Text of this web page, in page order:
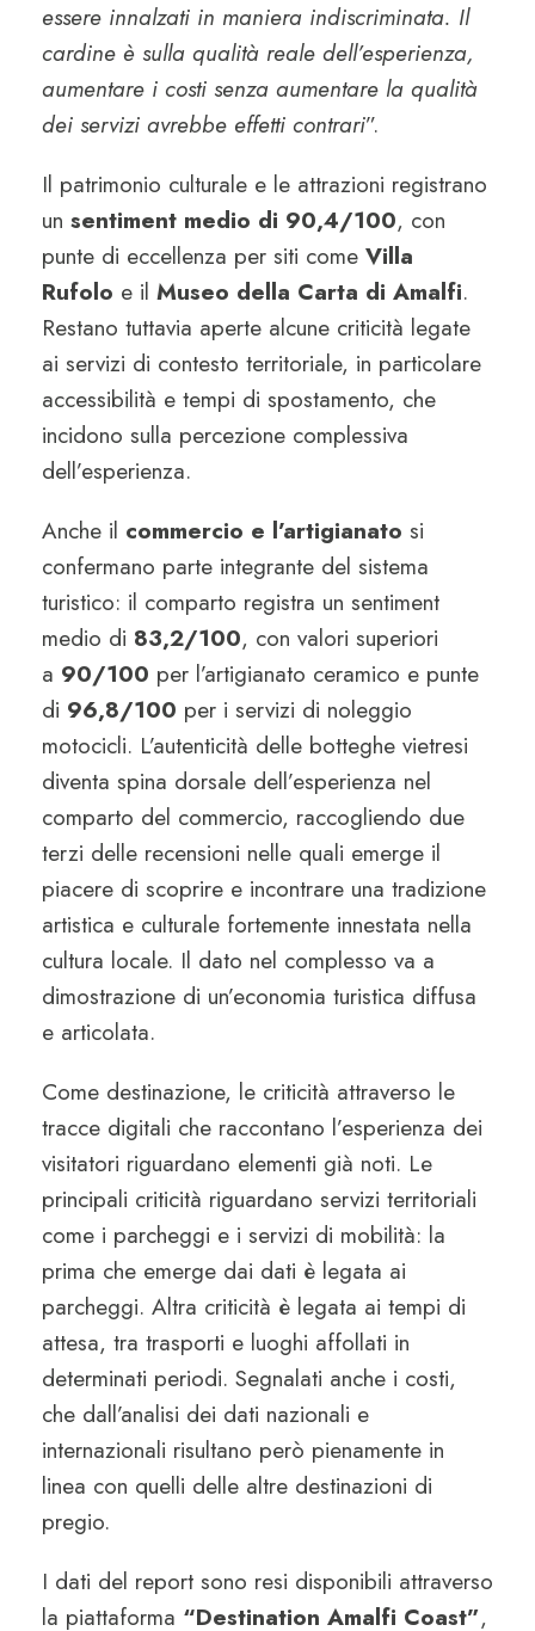
essere innalzati in maniera indiscriminata. Il
cardine è sulla qualità reale dell’esperienza,
aumentare i costi senza aumentare la qualità
dei servizi avrebbe effetti contrari”.
Il patrimonio culturale e le attrazioni registrano
un sentiment medio di 90,4/100, con
punte di eccellenza per siti come Villa
Rufolo e il Museo della Carta di Amalfi.
Restano tuttavia aperte alcune criticità legate
ai servizi di contesto territoriale, in particolare
accessibilità e tempi di spostamento, che
incidono sulla percezione complessiva
dell’esperienza.
Anche il commercio e l’artigianato si
confermano parte integrante del sistema
turistico: il comparto registra un sentiment
medio di 83,2/100, con valori superiori
a 90/100 per l’artigianato ceramico e punte
di 96,8/100 per i servizi di noleggio
motocicli. L’autenticità delle botteghe vietresi
diventa spina dorsale dell’esperienza nel
comparto del commercio, raccogliendo due
terzi delle recensioni nelle quali emerge il
piacere di scoprire e incontrare una tradizione
artistica e culturale fortemente innestata nella
cultura locale. Il dato nel complesso va a
dimostrazione di un’economia turistica diffusa
e articolata.
Come destinazione, le criticità attraverso le
tracce digitali che raccontano l’esperienza dei
visitatori riguardano elementi già noti. Le
principali criticità riguardano servizi territoriali
come i parcheggi e i servizi di mobilità: la
prima che emerge dai dati è legata ai
parcheggi. Altra criticità è legata ai tempi di
attesa, tra trasporti e luoghi affollati in
determinati periodi. Segnalati anche i costi,
che dall’analisi dei dati nazionali e
internazionali risultano però pienamente in
linea con quelli delle altre destinazioni di
pregio.
I dati del report sono resi disponibili attraverso
la piattaforma “Destination Amalfi Coast”,